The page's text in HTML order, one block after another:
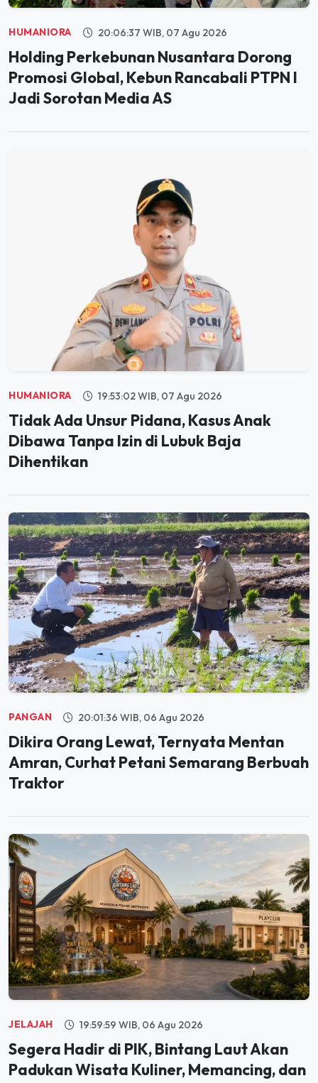
HUMANIORA 20:06:37 WIB, 07 Agu 2026
Holding Perkebunan Nusantara Dorong
Promosi Global, Kebun Rancabali PTPN I
Jadi Sorotan Media AS
HUMANIORA 19:53:02 WIB, 07 Agu 2026
Tidak Ada Unsur Pidana, Kasus Anak
Dibawa Tanpa Izin di Lubuk Baja
Dihentikan
PANGAN 20:01:36 WIB, 06 Agu 2026
Dikira Orang Lewat, Ternyata Mentan
Amran, Curhat Petani Semarang Berbuah
Traktor
JELAJAH 19:59:59 WIB, 06 Agu 2026
Segera Hadir di PIK, Bintang Laut Akan
Padukan Wisata Kuliner, Memancing, dan
Ruang Komunitas